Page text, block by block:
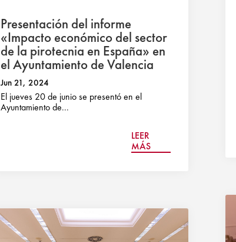
Presentación del informe
«Impacto económico del sector
de la pirotecnia en España» en
el Ayuntamiento de Valencia
Jun 21, 2024
El jueves 20 de junio se presentó en el
Ayuntamiento de...
LEER
MÁS